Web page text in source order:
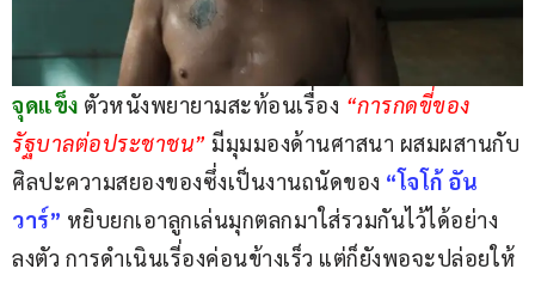
จุดแข็ง ตัวหนังพยายามสะท้อนเรื่อง “การกดขี่ของ
รัฐบาลต่อประชาชน” มีมุมมองด้านศาสนา ผสมผสานกับ
ศิลปะความสยองของซึ่งเป็นงานถนัดของ “โจโก้ อัน
วาร์” หยิบยกเอาลูกเล่นมุกตลกมาใส่รวมกันไว้ได้อย่าง
ลงตัว การดำเนินเรี่องค่อนข้างเร็ว แต่ก็ยังพอจะปล่อยให้